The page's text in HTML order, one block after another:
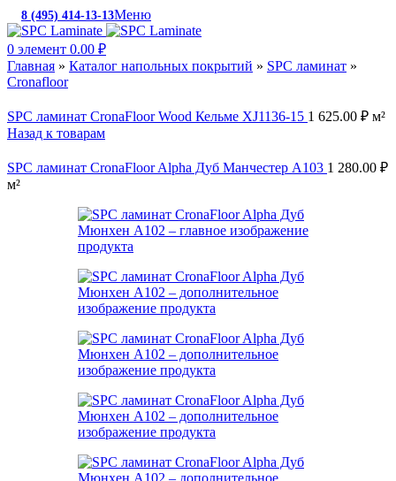
8 (495) 414-13-13Меню
0 элемент 0.00 ₽
Главная » Каталог напольных покрытий » SPC ламинат »
Cronafloor
SPC ламинат CronaFloor Wood Кельме XJ1136-15 1 625.00 ₽ м²
Назад к товарам
SPC ламинат CronaFloor Alpha Дуб Манчестер А103 1 280.00 ₽
м²